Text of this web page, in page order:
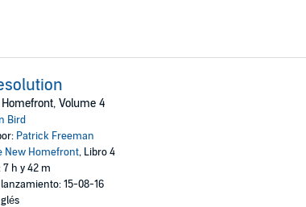
Volume 4
Bird
Patrick Freeman
New Homefront, Libro 4
7 h y 42 m
15-08-16